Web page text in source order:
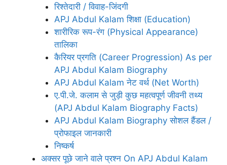
रिश्तेदारी / विवाह-जिंदगी
APJ Abdul Kalam शिक्षा (Education)
शारीरिक रूप-रंग (Physical Appearance)
तालिका
कैरियर प्रगति (Career Progression) As per
APJ Abdul Kalam Biography
APJ Abdul Kalam नेट वर्थ (Net Worth)
ए.पी.जे. कलाम से जुड़ी कुछ महत्वपूर्ण जीवनी तथ्य
(APJ Abdul Kalam Biography Facts)
APJ Abdul Kalam Biography सोशल हैंडल /
प्रोफाइल जानकारी
निष्कर्ष
अक्सर पूछे जाने वाले प्रश्न On APJ Abdul Kalam